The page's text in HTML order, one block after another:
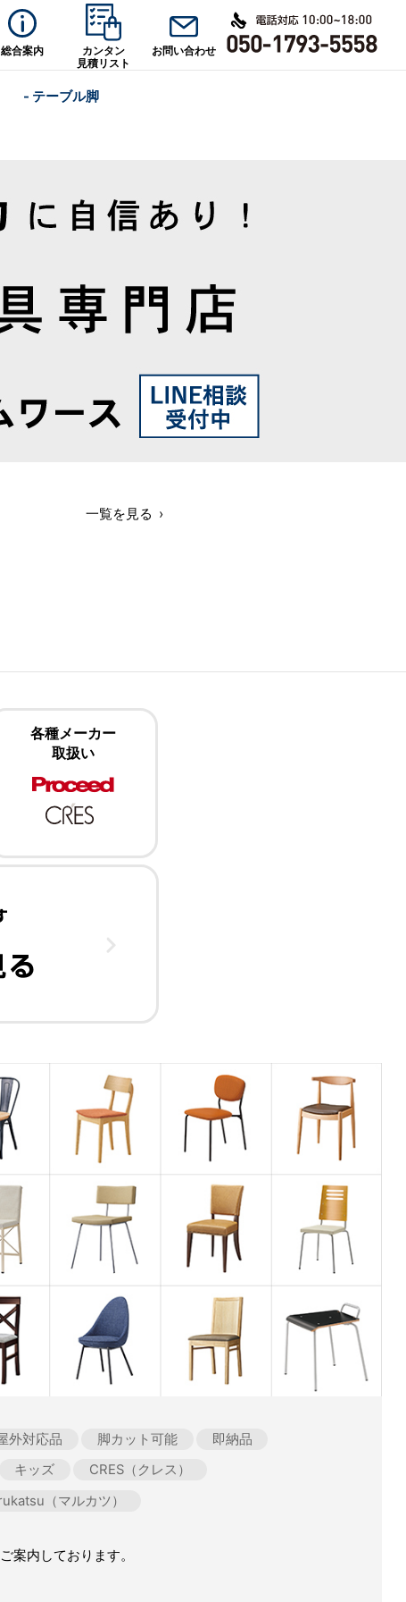
総合案内
カンタン
見積リスト
お問い合わせ
- テーブル脚
一覧を見る
各種メーカー
取扱い
外対応品 脚カット可能
即納品
キッズ
CRES（クレス）
（マルカツ）
案内しております。